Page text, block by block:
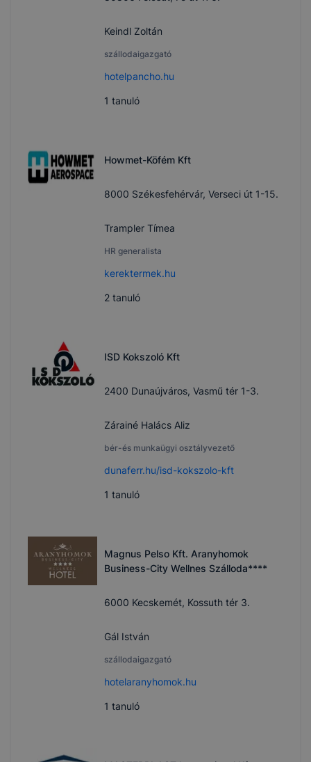
Keindl Zoltán
szállodaigazgató
hotelpancho.hu
1 tanuló
Howmet-Köfém Kft
8000 Székesfehérvár, Verseci út 1-15.
Trampler Tímea
HR generalista
kerektermek.hu
2 tanuló
ISD Kokszoló Kft
2400 Dunaújváros, Vasmű tér 1-3.
Zárainé Halács Aliz
bér-és munkaügyi osztályvezető
dunaferr.hu/isd-kokszolo-kft
1 tanuló
Magnus Pelso Kft. Aranyhomok
Business-City Wellnes Szálloda****
6000 Kecskemét, Kossuth tér 3.
Gál István
szállodaigazgató
hotelaranyhomok.hu
1 tanuló